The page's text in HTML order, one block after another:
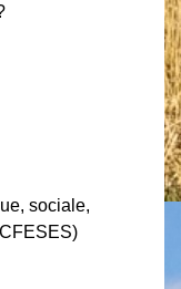
sociale,